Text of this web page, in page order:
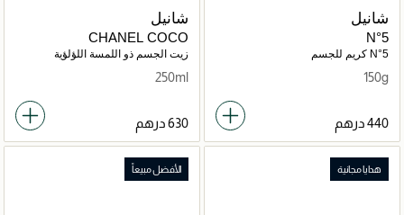
شانيل
N°5
N°5 كريم للجسم
150g
شانيل
CHANEL COCO
MADEMOISELLE
زيت الجسم ذو اللمسة اللؤلؤية
250ml
هدايا مجانية الأفضل مبيعاً